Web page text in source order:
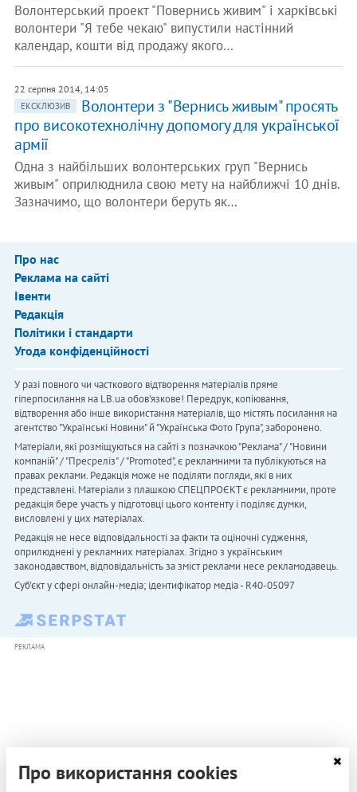
Волонтерський проект "Повернись живим" і харківські
волонтери "Я тебе чекаю" випустили настінний
календар, кошти від продажу якого…
22 серпня 2014, 14:05
ЕКСКЛЮЗИВ
Волонтери з "Вернись живым" просять
про високотехнолічну допомогу для української
армії
Одна з найбільших волонтерських груп "Вернись
живым" оприлюднила свою мету на найближчі 10 днів.
Зазначимо, що волонтери беруть як…
Про нас
Реклама на сайті
Івенти
Редакція
Політики і стандарти
Угода конфіденційності
У разі повного чи часткового відтворення матеріалів пряме
гіперпосилання на LB.ua обов'язкове! Передрук, копіювання,
відтворення або інше використання матеріалів, що містять посилання на
агентство "Українськi Новини" й "Українська Фото Група", заборонено.
Матеріали, які розміщуються на сайті з позначкою "Реклама" / "Новини
компаній" / "Пресреліз" / "Promoted", є рекламними та публікуються на
правах реклами. Редакція може не поділяти погляди, які в них
представлені. Матеріали з плашкою СПЕЦПРОЄКТ є рекламними, проте
редакція бере участь у підготовці цього контенту і поділяє думки,
висловлені у цих матеріалах.
Редакція не несе відповідальності за факти та оціночні судження,
оприлюднені у рекламних матеріалах. Згідно з українським
законодавством, відповідальність за зміст реклами несе рекламодавець.
Cуб'єкт у сфері онлайн-медіа; ідентифікатор медіа - R40-05097
РЕКЛАМА
Про використання cookies